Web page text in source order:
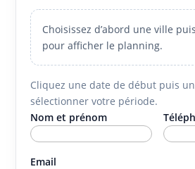
Choisissez d’abord une ville
pour afficher le planning.
Cliquez une date de début puis
sélectionner votre période.
Nom et prénom
Email